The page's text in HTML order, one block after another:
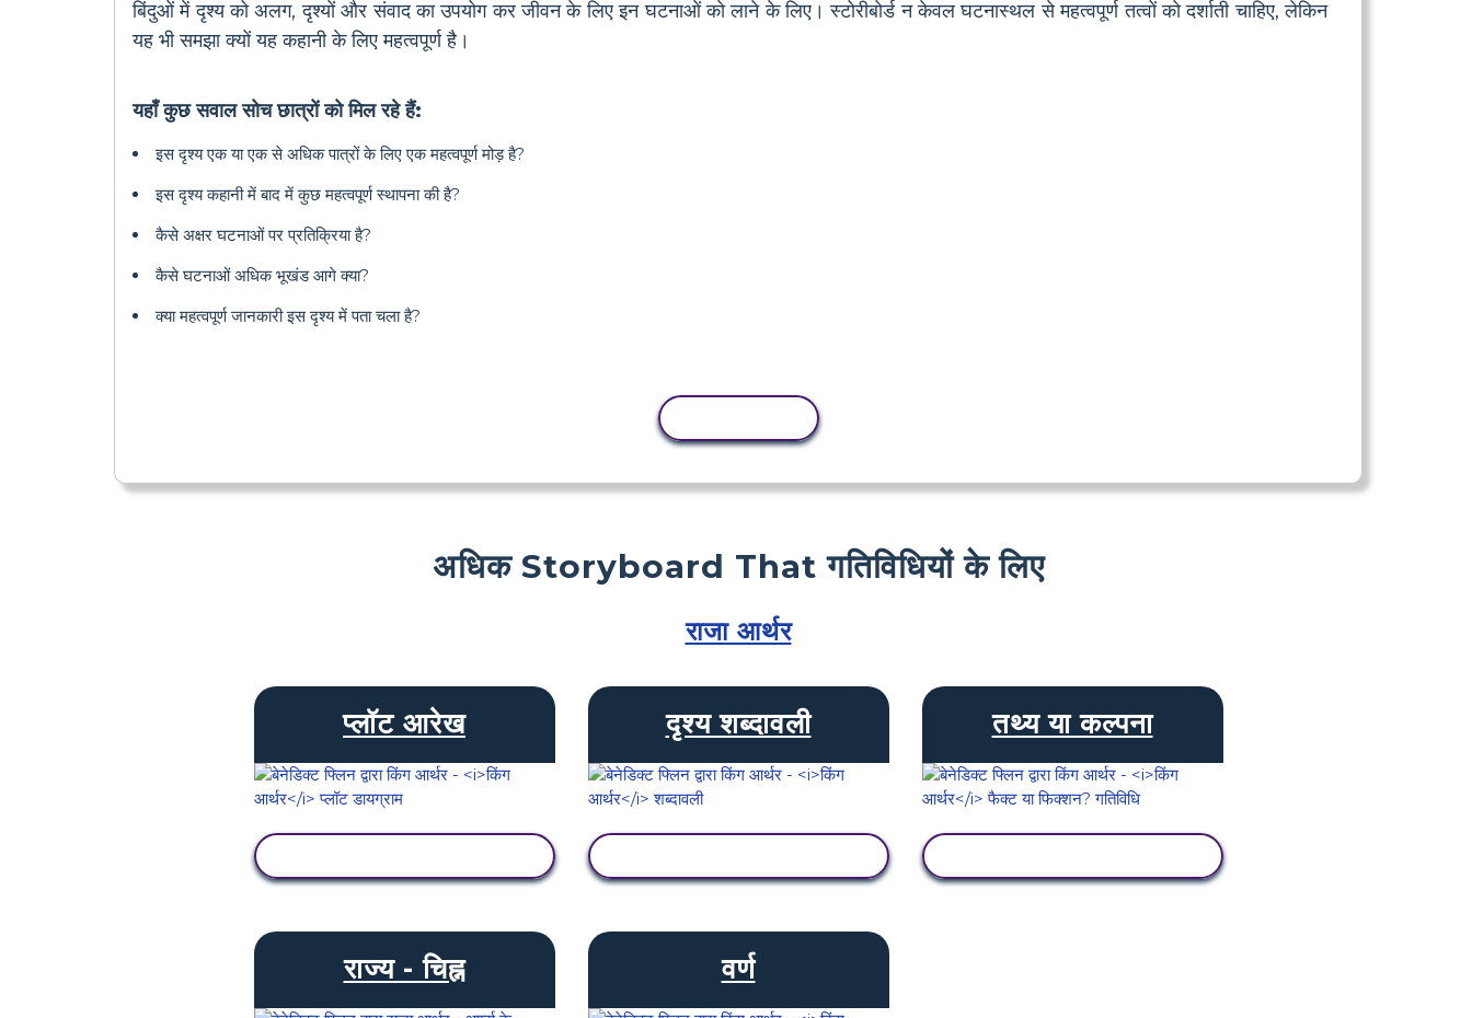
बिंदुओं में दृश्य को अलग, दृश्यों और संवाद का उपयोग कर जीवन के लिए इन घटनाओं को लाने के लिए। स्टोरीबोर्ड न केवल घटनास्थल से महत्वपूर्ण तत्वों को दर्शाती चाहिए, लेकिन
यह भी समझा क्यों यह कहानी के लिए महत्वपूर्ण है।
यहाँ कुछ सवाल सोच छात्रों को मिल रहे हैं:
इस दृश्य एक या एक से अधिक पात्रों के लिए एक महत्वपूर्ण मोड़ है?
इस दृश्य कहानी में बाद में कुछ महत्वपूर्ण स्थापना की है?
कैसे अक्षर घटनाओं पर प्रतिक्रिया है?
कैसे घटनाओं अधिक भूखंड आगे क्या?
क्या महत्वपूर्ण जानकारी इस दृश्य में पता चला है?
अधिक Storyboard That गतिविधियों के लिए
राजा आर्थर
प्लॉट आरेख दृश्य शब्दावली तथ्य या कल्पना
राज्य - चिह्न वर्ण